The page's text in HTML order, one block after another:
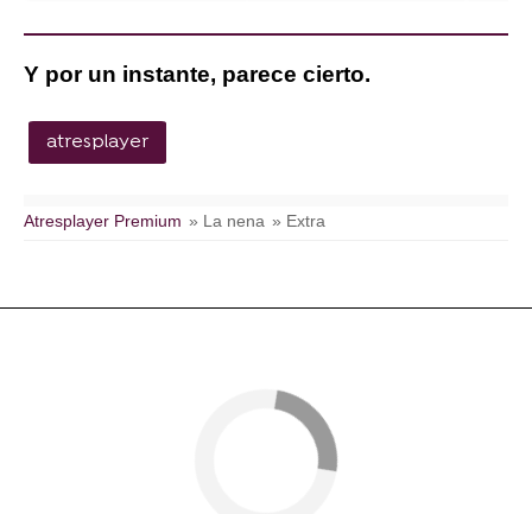
Y por un instante, parece cierto.
atresplayer
Atresplayer Premium » La nena » Extra